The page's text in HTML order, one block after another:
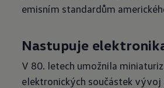
emisním standardům
Nastupuje
V 80. letech umožnila
elektronických součástek vývoj